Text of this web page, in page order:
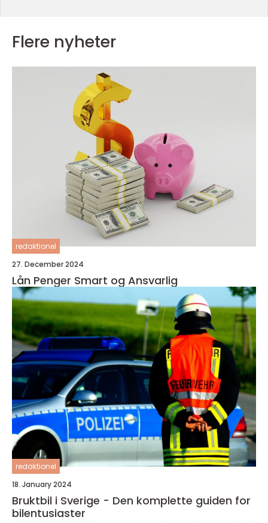
Flere nyheter
redaktionel
27. December 2024
Lån Penger Smart og Ansvarlig
redaktionel
18. January 2024
Bruktbil i Sverige - Den komplette guiden for
bilentusiaster